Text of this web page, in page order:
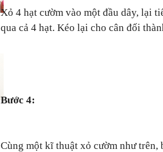
Xỏ 4 hạt cườm vào một đầu dây, lại
qua cả 4 hạt. Kéo lại cho cân đối
Bước 4:
Cùng một kĩ thuật xỏ cườm như trên,